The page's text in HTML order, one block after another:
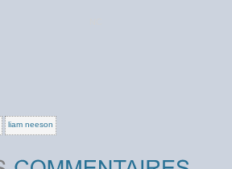
liam neeson